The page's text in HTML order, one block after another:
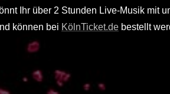
Ihr über 2 Stunden Live-Musik mit
können bei KölnTicket.de bestellt